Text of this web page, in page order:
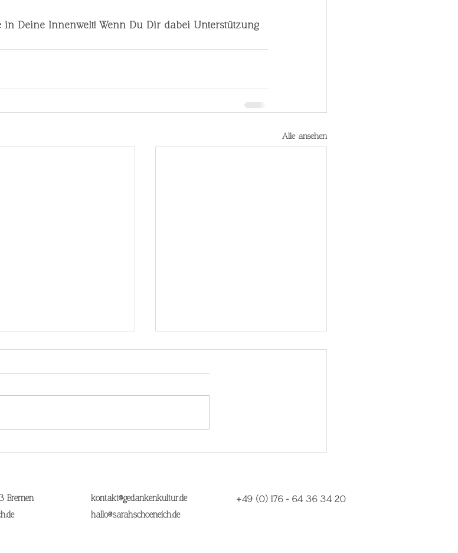
Deine Innenwelt! Wenn Du Dir dabei Unterstützung
Alle ansehen
leise wird: Warum
hilfreich sein kann
Trauma kann isolieren – Heilung
Bremen
kontakt@gedankenkultur.de
hallo@sarahschoeneich.de
+49 (0) 176 - 64 36 34 20